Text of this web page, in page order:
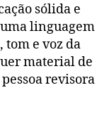
sólida e
linguagem
e voz da
material de
revisora